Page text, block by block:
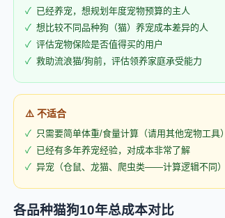
已经养宠，想规划年度宠物预算的主人
想比较不同品种狗（猫）养宠成本差异的人
评估宠物保险是否值得买的用户
救助流浪猫/狗前，评估领养家庭承受能力
⚠️ 不适合
只需要简单体重/食量计算（请用其他宠物工具）
已经有多年养宠经验，对成本非常了解
异宠（仓鼠、龙猫、爬虫类——计算逻辑不同）
各品种猫狗10年总成本对比